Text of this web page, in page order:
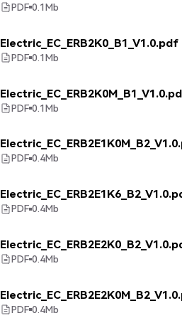
PDF 0.1Mb
Electric_EC_ERB2K0_B1_V1.0.pdf
PDF 0.1Mb
PDF 0.1Mb
PDF 0.4Mb
PDF 0.4Mb
PDF 0.4Mb
PDF 0.4Mb